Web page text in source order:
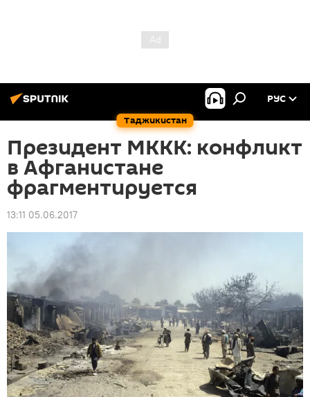
Таджикистан
РУС
Президент МККК: конфликт
в Афганистане
фрагментируется
13:11 05.06.2017